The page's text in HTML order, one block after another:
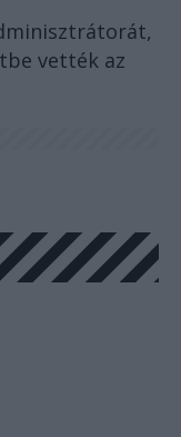
vették az